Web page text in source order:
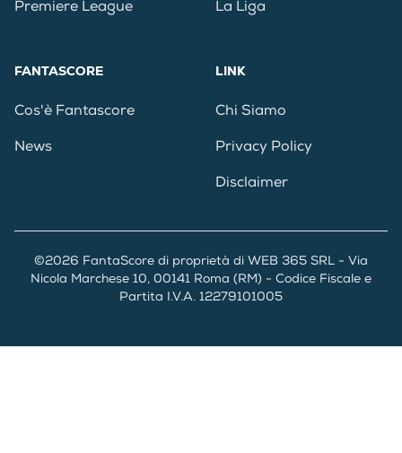
Premiere League La Liga
FANTASCORE
Cos'è Fantascore
News
LINK
Chi Siamo
Privacy Policy
Disclaimer
©2026 FantaScore di proprietà di WEB 365 SRL - Via
Nicola Marchese 10, 00141 Roma (RM) - Codice Fiscale e
Partita I.V.A. 12279101005